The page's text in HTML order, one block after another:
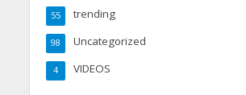
trending
55
Uncategorized
98
VIDEOS
4